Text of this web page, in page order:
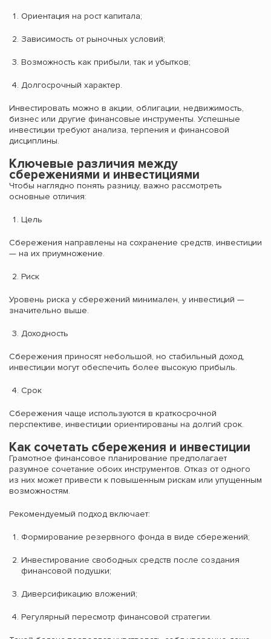
Ориентация на рост капитала;
Зависимость от рыночных условий;
Возможность как прибыли, так и убытков;
Долгосрочный характер.
Инвестировать можно в акции, облигации, недвижимость,
бизнес или другие финансовые инструменты. Успешные
инвестиции требуют анализа, терпения и финансовой
дисциплины.
Ключевые различия между
сбережениями и инвестициями
Чтобы наглядно понять разницу, важно рассмотреть
основные отличия:
Цель
Сбережения направлены на сохранение средств, инвестиции
— на их приумножение.
Риск
Уровень риска у сбережений минимален, у инвестиций —
значительно выше.
Доходность
Сбережения приносят небольшой, но стабильный доход,
инвестиции могут обеспечить более высокую прибыль.
Срок
Сбережения чаще используются в краткосрочной
перспективе, инвестиции ориентированы на долгий срок.
Как сочетать сбережения и инвестиции
Грамотное финансовое планирование предполагает
разумное сочетание обоих инструментов. Отказ от одного
из них может привести к повышенным рискам или упущенным
возможностям.
Рекомендуемый подход включает:
Формирование резервного фонда в виде сбережений;
Инвестирование свободных средств после создания
финансовой подушки;
Диверсификацию вложений;
Регулярный пересмотр финансовой стратегии.